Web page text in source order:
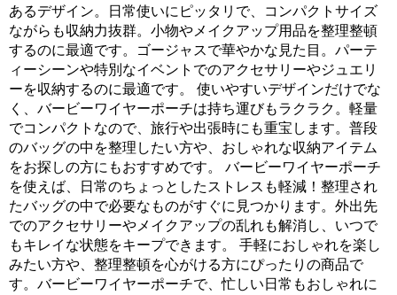
あるデザイン。日常使いにピッタリで、コンパクトサイズ
ながらも収納力抜群。小物やメイクアップ用品を整理整頓
するのに最適です。ゴージャスで華やかな見た目。パーテ
ィーシーンや特別なイベントでのアクセサリーやジュエリ
ーを収納するのに最適です。 使いやすいデザインだけでな
く、バービーワイヤーポーチは持ち運びもラクラク。軽量
でコンパクトなので、旅行や出張時にも重宝します。普段
のバッグの中を整理したい方や、おしゃれな収納アイテム
をお探しの方にもおすすめです。 バービーワイヤーポーチ
を使えば、日常のちょっとしたストレスも軽減！整理され
たバッグの中で必要なものがすぐに見つかります。外出先
でのアクセサリーやメイクアップの乱れも解消し、いつで
もキレイな状態をキープできます。 手軽におしゃれを楽し
みたい方や、整理整頓を心がける方にぴったりの商品で
す。バービーワイヤーポーチで、忙しい日常もおしゃれに